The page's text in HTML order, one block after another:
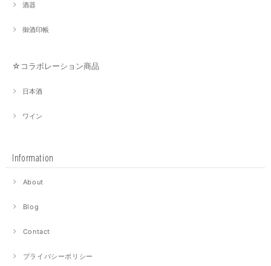
酒器
御酒印帳
☆コラボレーション商品
日本酒
ワイン
Information
About
Blog
Contact
プライバシーポリシー